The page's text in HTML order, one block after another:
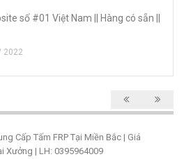
số #01 Việt Nam || Hàng có sẵn ||
2022
Cấp Tấm FRP Tại Miền Bắc | Giá
Xưởng | LH: 0395964009